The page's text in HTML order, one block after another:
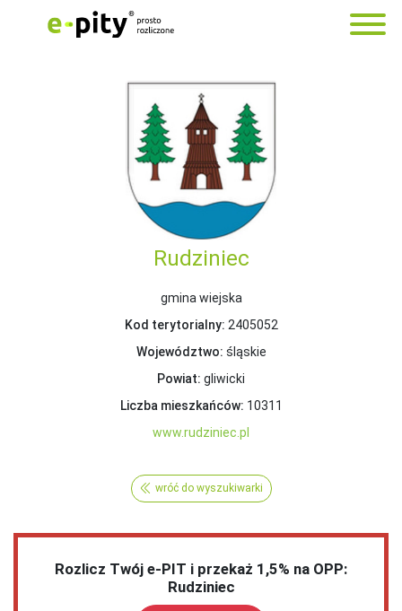
Rudziniec
gmina wiejska
Kod terytorialny: 2405052
Województwo: śląskie
Powiat: gliwicki
Liczba mieszkańców: 10311
www.rudziniec.pl
wróć do wyszukiwarki
Rozlicz Twój e-PIT i przekaż 1,5% na OPP:
Rudziniec